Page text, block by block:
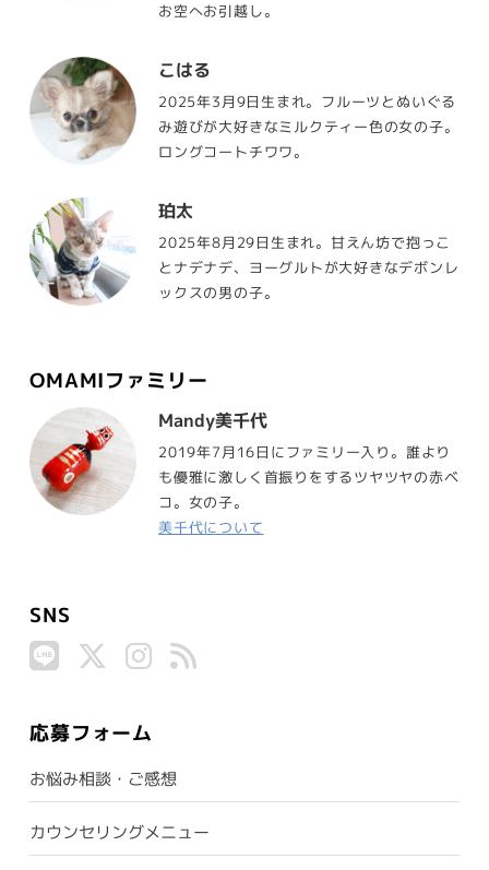
お空へお引越し。
こはる
2025年3月9日生まれ。フルーツとぬいぐる
み遊びが大好きなミルクティー色の女の子。
ロングコートチワワ。
珀太
2025年8月29日生まれ。甘えん坊で抱っこ
とナデナデ、ヨーグルトが大好きなデボンレ
ックスの男の子。
OMAMIファミリー
Mandy美千代
2019年7月16日にファミリー入り。誰より
も優雅に激しく首振りをするツヤツヤの赤ベ
コ。女の子。
美千代について
SNS
応募フォーム
お悩み相談・ご感想
カウンセリングメニュー